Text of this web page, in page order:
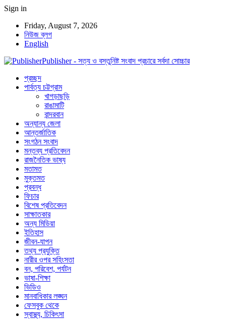
Sign in
Friday, August 7, 2026
নিউজ ব্লগ
English
Publisher - সত্য ও বস্তুনিষ্ট সংবাদ প্রচারে সর্বদা সোচ্চার
প্রচ্ছদ
পার্বত্য চট্টগ্রাম
খাগড়াছড়ি
রাঙামাটি
বান্দরবান
অন্যান্য জেলা
আন্তর্জাতিক
সংগঠন সংবাদ
মন্তব্য প্রতিবেদন
রাজনৈতিক ভাষ্য
মতামত
মুক্তমত
প্রবন্ধ
ফিচার
বিশেষ প্রতিবেদন
সাক্ষাতকার
অন্য মিডিয়া
ইতিহাস
জীবন-যাপন
তথ্য প্রযুক্তি
নারীর ওপর সহিংসতা
বন, পরিবেশ, পর্যটন
ভাষা-শিক্ষা
ভিডিও
মানবাধিকার লঙ্ঘন
ফেসবুক থেকে
স্বাস্থ্য, চিকিৎসা